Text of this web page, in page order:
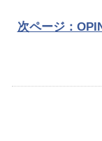
次ページ：